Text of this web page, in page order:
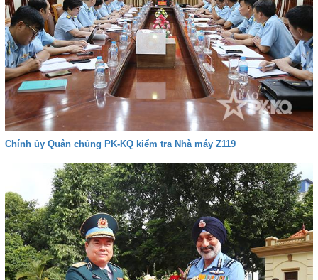
Chính ủy Quân chủng PK-KQ kiểm tra Nhà máy Z119